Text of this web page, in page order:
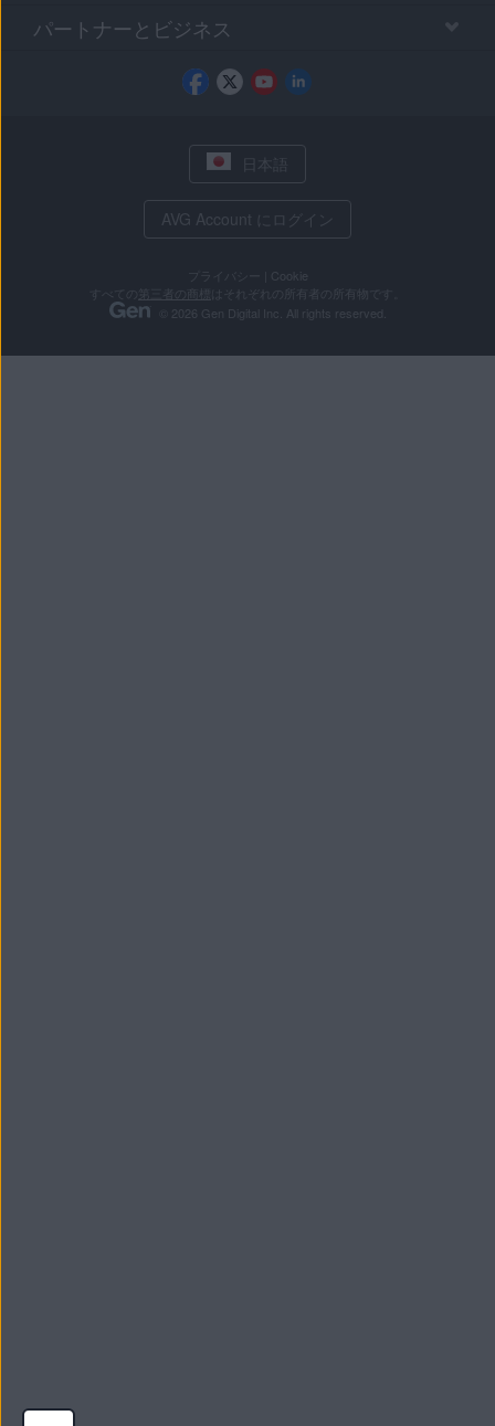
パートナーとビジネス
日本語
AVG Account にログイン
プライバシー
Cookie
第三者の商標
はそれぞれの所有者の所有物です。
© 2026 Gen Digital Inc. All rights reserved.